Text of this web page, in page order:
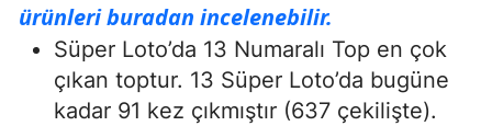
ürünleri buradan incelenebilir.
Süper Loto’da 13 Numaralı Top en çok
çıkan toptur. 13 Süper Loto’da bugüne
kadar 91 kez çıkmıştır (637 çekilişte).